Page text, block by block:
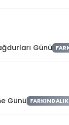
Günü
Günü FARKINDALIK